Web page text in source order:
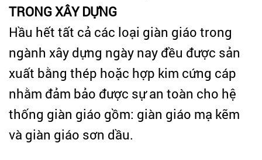
TRONG XÂY DỰNG
Hầu hết tất cả các loại giàn giáo trong
ngành xây dựng ngày nay đều được sản
xuất bằng thép hoặc hợp kim cứng cáp
nhằm đảm bảo được sự an toàn cho hệ
thống giàn giáo gồm: giàn giáo mạ kẽm
và giàn giáo sơn dầu.